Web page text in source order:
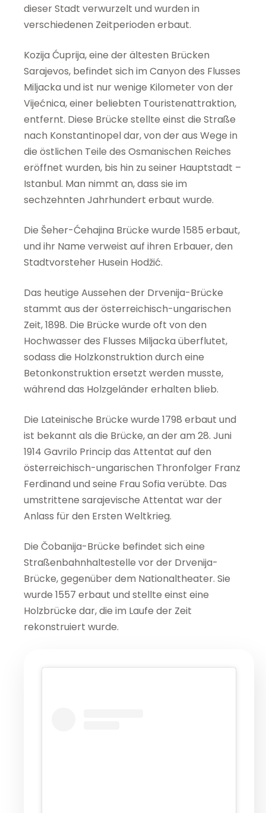
dieser Stadt verwurzelt und wurden in
verschiedenen Zeitperioden erbaut.
Kozija Ćuprija, eine der ältesten Brücken
Sarajevos, befindet sich im Canyon des Flusses
Miljacka und ist nur wenige Kilometer von der
Vijećnica, einer beliebten Touristenattraktion,
entfernt. Diese Brücke stellte einst die Straße
nach Konstantinopel dar, von der aus Wege in
die östlichen Teile des Osmanischen Reiches
eröffnet wurden, bis hin zu seiner Hauptstadt –
Istanbul. Man nimmt an, dass sie im
sechzehnten Jahrhundert erbaut wurde.
Die Šeher-Ćehajina Brücke wurde 1585 erbaut,
und ihr Name verweist auf ihren Erbauer, den
Stadtvorsteher Husein Hodžić.
Das heutige Aussehen der Drvenija-Brücke
stammt aus der österreichisch-ungarischen
Zeit, 1898. Die Brücke wurde oft von den
Hochwasser des Flusses Miljacka überflutet,
sodass die Holzkonstruktion durch eine
Betonkonstruktion ersetzt werden musste,
während das Holzgeländer erhalten blieb.
Die Lateinische Brücke wurde 1798 erbaut und
ist bekannt als die Brücke, an der am 28. Juni
1914 Gavrilo Princip das Attentat auf den
österreichisch-ungarischen Thronfolger Franz
Ferdinand und seine Frau Sofia verübte. Das
umstrittene sarajevische Attentat war der
Anlass für den Ersten Weltkrieg.
Die Čobanija-Brücke befindet sich eine
Straßenbahnhaltestelle vor der Drvenija-
Brücke, gegenüber dem Nationaltheater. Sie
wurde 1557 erbaut und stellte einst eine
Holzbrücke dar, die im Laufe der Zeit
rekonstruiert wurde.